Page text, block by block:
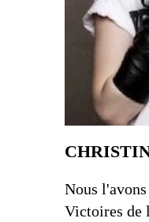
Nous
Victoires de